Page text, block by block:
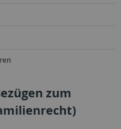
zum